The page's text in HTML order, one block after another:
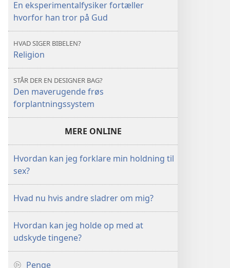
En eksperimentalfysiker fortæller
hvorfor han tror på Gud
HVAD SIGER BIBELEN?
Religion
STÅR DER EN DESIGNER BAG?
Den maverugende frøs
forplantningssystem
MERE ONLINE
Hvordan kan jeg forklare min holdning til
sex?
Hvad nu hvis andre sladrer om mig?
Hvordan kan jeg holde op med at
udskyde tingene?
Penge